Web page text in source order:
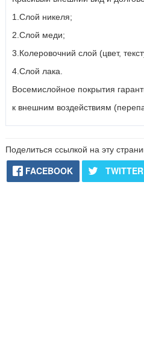
1.Слой никеля;
2.Слой меди;
3.Колеровочний слой (цвет,
4.Слой лака.
Восемислойное покрытия
к внешним воздействиям (
Поделиться ссылкой на эту
FACEBOOK TWITTER